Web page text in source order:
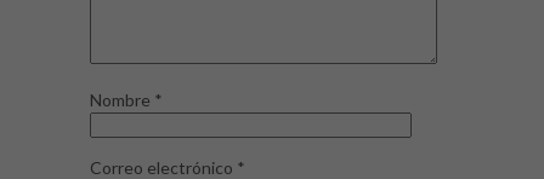
Nombre *
Correo electrónico *